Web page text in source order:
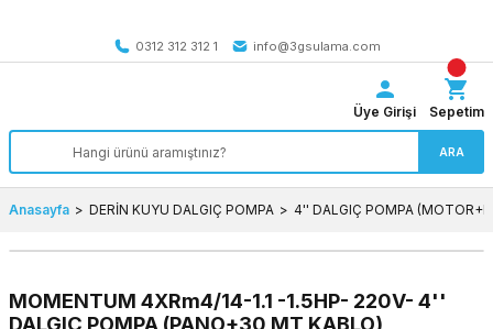
0312 312 312 1
info@3gsulama.com
ARA
Üye Girişi Sepetim
Anasayfa DERİN KUYU DALGIÇ POMPA 4'' DALGIÇ POMPA
MOMENTUM 4XRm4/14-1.1 -1.5HP- 220V- 4''
DALGIÇ POMPA (PANO+30 MT KABLO)